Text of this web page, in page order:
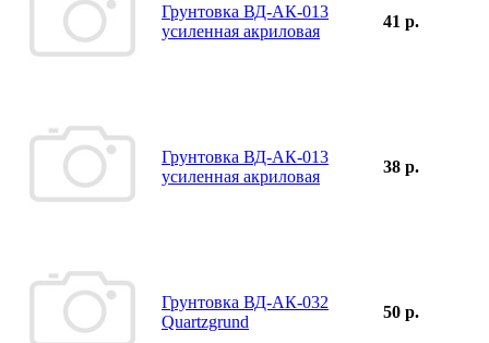
Грунтовка ВД-АК-013
усиленная акриловая
41 р.
Грунтовка ВД-АК-013
усиленная акриловая
38 р.
Грунтовка ВД-АК-032
Quartzgrund
50 р.